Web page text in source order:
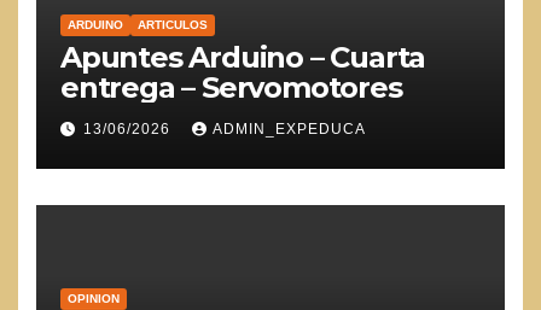
ARDUINO ARTICULOS
Apuntes Arduino – Cuarta
entrega – Servomotores
13/06/2026 ADMIN_EXPEDUCA
OPINION